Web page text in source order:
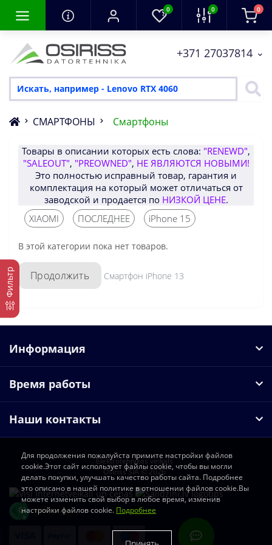
0 0 0
+371 27037814
СМАРТФОНЫ Смартфоны
Фильтр
Товары в описании которых есть слова: "RENEWD",
"SALEOUT", "PREOWNED", НЕ ЯВЛЯЮТСЯ НОВЫМИ!
Это полностью исправный товар, гарантия и
комплектация на который может отличаться от
заводской и продается по НИЗКОЙ ЦЕНЕ.
XIAOMI
ПОСЛЕДНЕЕ iPhone 15
В этой категории пока нет товаров.
Продолжить Смартфон iPhone 13
Информация
Время работы
Наши контакты
Elektrotehnikas veikals
Osiriss SIA © 2026
Для продолжения пожалуйста примите настройки файлов
cookie.Этот сайт использует файлы cookie, чтобы вы могли
делать покупки, улучшать качество работы сайта. Подробнее
это описано в нашей политике в отношении файлов cookie.Вы
можете изменить свой выбор в любое время, изменив
настройки файлов cookie. Подробнее